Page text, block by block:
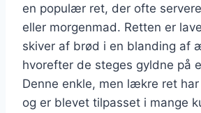
en populær ret, der ofte
eller morgenmad. Retten er
skiver af brød i en blanding af
hvorefter de steges gyldne på
Denne enkle, men lækre ret
og er blevet tilpasset i mange